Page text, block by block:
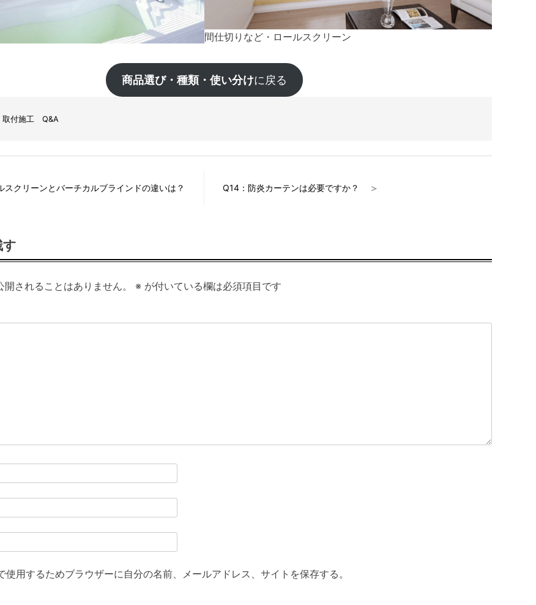
間仕切りなど・ロールスクリーン
商品選び・種類・使い分けに戻る
取付施工 Q&A
スクリーンとバーチカルブラインドの違いは？ ＞
Q14：防炎カーテンは必要ですか？
す
されることはありません。 ※ が付いている欄は必須項目です
使用するためブラウザーに自分の名前、メールアドレス、サイトを保存する。